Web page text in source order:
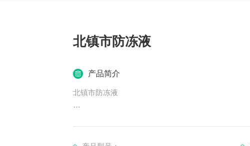
北镇市防冻液
产品简介
北镇市防冻液
**优点**：